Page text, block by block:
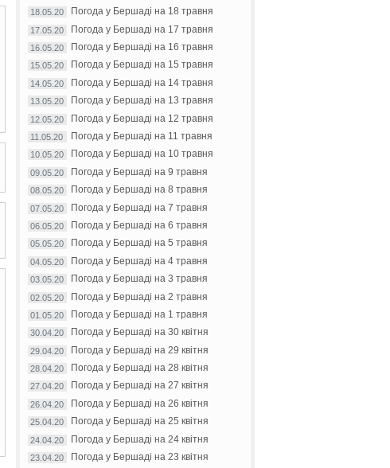
18.05.20 Погода у Бершаді на 18 травня
17.05.20 Погода у Бершаді на 17 травня
16.05.20 Погода у Бершаді на 16 травня
15.05.20 Погода у Бершаді на 15 травня
14.05.20 Погода у Бершаді на 14 травня
13.05.20 Погода у Бершаді на 13 травня
12.05.20 Погода у Бершаді на 12 травня
11.05.20 Погода у Бершаді на 11 травня
10.05.20 Погода у Бершаді на 10 травня
09.05.20 Погода у Бершаді на 9 травня
08.05.20 Погода у Бершаді на 8 травня
07.05.20 Погода у Бершаді на 7 травня
06.05.20 Погода у Бершаді на 6 травня
05.05.20 Погода у Бершаді на 5 травня
04.05.20 Погода у Бершаді на 4 травня
03.05.20 Погода у Бершаді на 3 травня
02.05.20 Погода у Бершаді на 2 травня
01.05.20 Погода у Бершаді на 1 травня
30.04.20 Погода у Бершаді на 30 квітня
29.04.20 Погода у Бершаді на 29 квітня
28.04.20 Погода у Бершаді на 28 квітня
27.04.20 Погода у Бершаді на 27 квітня
26.04.20 Погода у Бершаді на 26 квітня
25.04.20 Погода у Бершаді на 25 квітня
24.04.20 Погода у Бершаді на 24 квітня
23.04.20 Погода у Бершаді на 23 квітня